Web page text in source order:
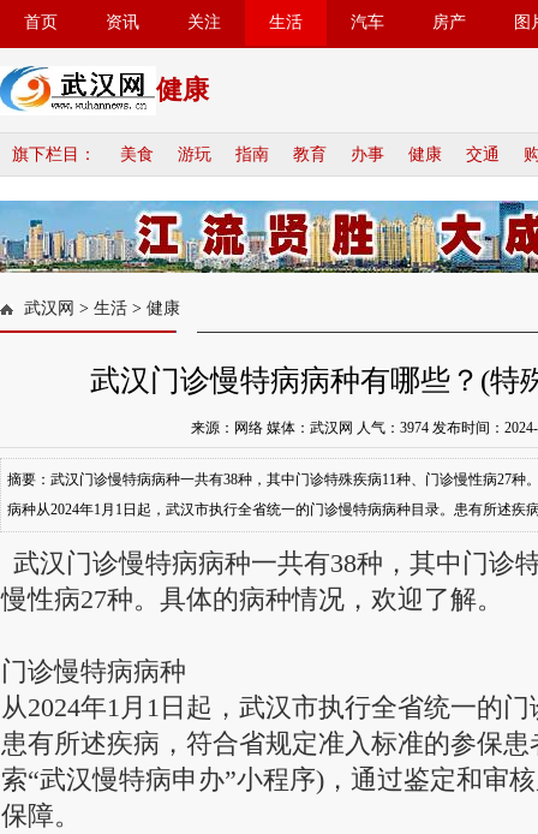
首页 资讯 关注 生活 汽车 房产 图
健康
旗下栏目： 美食 游玩 指南 教育 办事 健康 交通
武汉网 > 生活 > 健康
武汉门诊慢特病病种有哪些？(特
来源：网络 媒体：武汉网 人气： 3974 发布时间：
摘要：武汉门诊慢特病病种一共有38种，其中门诊特殊疾病11种、门诊慢性病27种
病种从2024年1月1日起，武汉市执行全省统一的门诊慢特病病种目录。患有所述疾
慢性肾功能衰竭透析、器官移
武汉门诊慢特病病种一共有38种，其中门诊
慢性病27种。具体的病种情况，欢迎了解。
门诊慢特病病种
从2024年1月1日起，武汉市执行全省统一的
患有所述疾病，符合省规定准入标准的参保
索“武汉慢特病申办”小程序)，通过鉴定和审
保障。